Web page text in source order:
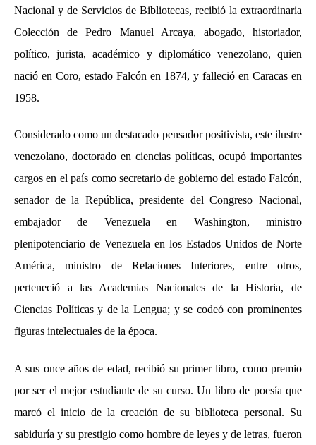
Nacional y de Servicios de Bibliotecas, recibió la extraordinaria
Colección de Pedro Manuel Arcaya, abogado, historiador,
político, jurista, académico y diplomático venezolano, quien
nació en Coro, estado Falcón en 1874, y falleció en Caracas en
1958.
Considerado como un destacado pensador positivista, este ilustre
venezolano, doctorado en ciencias políticas, ocupó importantes
cargos en el país como secretario de gobierno del estado Falcón,
senador de la República, presidente del Congreso Nacional,
embajador de Venezuela en Washington, ministro
plenipotenciario de Venezuela en los Estados Unidos de Norte
América, ministro de Relaciones Interiores, entre otros,
perteneció a las Academias Nacionales de la Historia, de
Ciencias Políticas y de la Lengua; y se codeó con prominentes
figuras intelectuales de la época.
A sus once años de edad, recibió su primer libro, como premio
por ser el mejor estudiante de su curso. Un libro de poesía que
marcó el inicio de la creación de su biblioteca personal. Su
sabiduría y su prestigio como hombre de leyes y de letras, fueron